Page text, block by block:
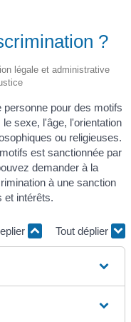
?
légale et administrative
pour des motifs
sexe, l'âge, l'orientation
ou religieuses.
est sanctionnée par
demander à la
à une sanction
et intérêts.
Tout déplier